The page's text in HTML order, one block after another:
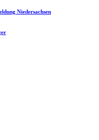
Niedersachsen